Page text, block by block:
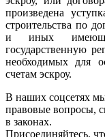
произведена
строительства по
и иных
государственную
необходимых для
счетам эскроу.
В наших соцсетях
правовые вопросы,
в законах.
Присоединяйтесь,